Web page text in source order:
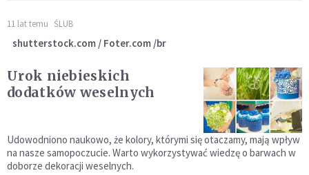
11 lat temu ŚLUB
shutterstock.com / Foter.com /br
Urok niebieskich
dodatków weselnych
Udowodniono naukowo, że kolory, którymi się otaczamy, mają wpływ
na nasze samopoczucie. Warto wykorzystywać wiedzę o barwach w
doborze dekoracji weselnych.